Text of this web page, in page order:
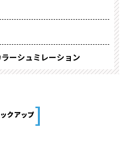
シュミレーション
クアップ]